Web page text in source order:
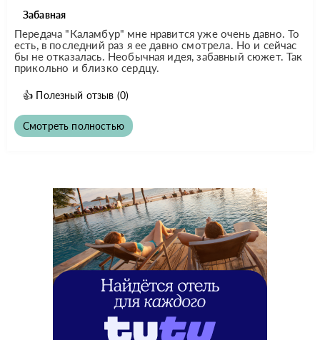
Забавная
Передача "Каламбур" мне нравится уже очень давно. То
есть, в последний раз я ее давно смотрела. Но и сейчас
бы не отказалась. Необычная идея, забавный сюжет. Так
прикольно и близко сердцу.
👍 Полезный отзыв (0)
Смотреть полностью